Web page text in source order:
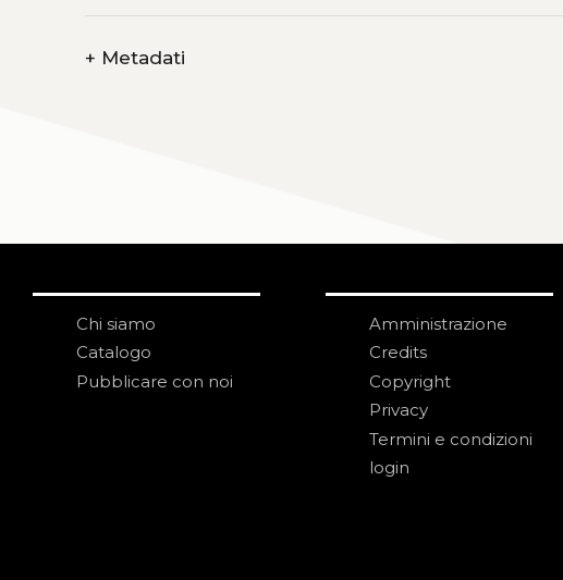
+ Metadati
Chi siamo
Catalogo
Pubblicare con noi
Amministrazione
Credits
Copyright
Privacy
Termini e condizioni
login